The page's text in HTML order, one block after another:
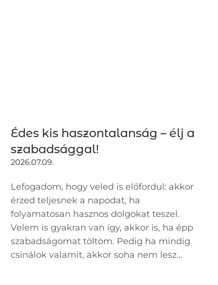
Édes kis haszontalanság – élj a
szabadsággal!
2026.07.09.
Lefogadom, hogy veled is előfordul: akkor
érzed teljesnek a napodat, ha
folyamatosan hasznos dolgokat teszel.
Velem is gyakran van így, akkor is, ha épp
szabadságomat töltöm. Pedig ha mindig
csinálok valamit, akkor soha nem lesz...